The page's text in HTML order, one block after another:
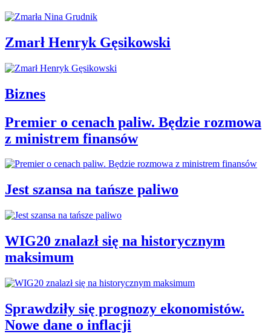
Zmarł Henryk Gęsikowski
Biznes
Premier o cenach paliw. Będzie rozmowa
z ministrem finansów
Jest szansa na tańsze paliwo
WIG20 znalazł się na historycznym
maksimum
Sprawdziły się prognozy ekonomistów.
Nowe dane o inflacji